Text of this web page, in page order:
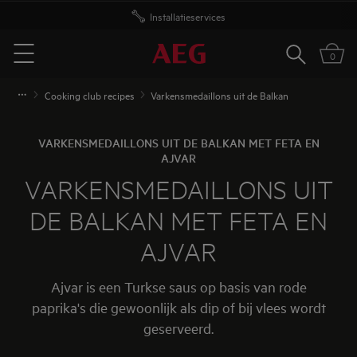
Installatieservices
Menu
Zoeken0
Cooking club recipes Varkensmedaillons uit de Balkan
VARKENSMEDAILLONS UIT DE BALKAN MET FETA EN
AJVAR
VARKENSMEDAILLONS UIT
DE BALKAN MET FETA EN
AJVAR
Ajvar is een Turkse saus op basis van rode
paprika's die gewoonlijk als dip of bij vlees wordt
geserveerd.